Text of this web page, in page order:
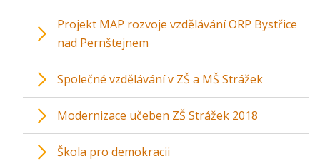
Projekt MAP rozvoje vzdělávání ORP Bystřice
nad Pernštejnem
Společné vzdělávání v ZŠ a MŠ Strážek
Modernizace učeben ZŠ Strážek 2018
Škola pro demokracii